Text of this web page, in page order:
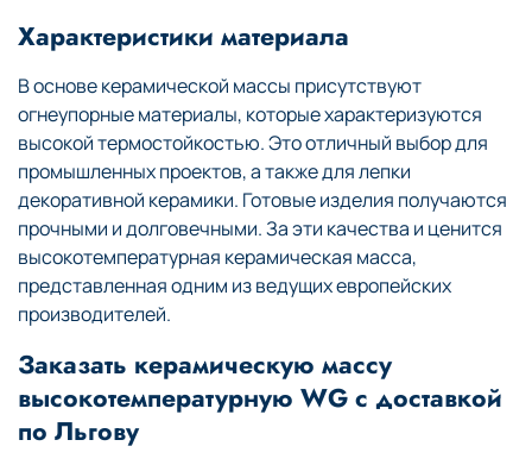
Характеристики материала
В основе керамической массы присутствуют
огнеупорные материалы, которые характеризуются
высокой термостойкостью. Это отличный выбор для
промышленных проектов, а также для лепки
декоративной керамики. Готовые изделия получаются
прочными и долговечными. За эти качества и ценится
высокотемпературная керамическая масса,
представленная одним из ведущих европейских
производителей.
Заказать керамическую массу
высокотемпературную WG с доставкой
по Льгову